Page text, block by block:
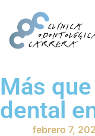
Más
dental
febrero 7,